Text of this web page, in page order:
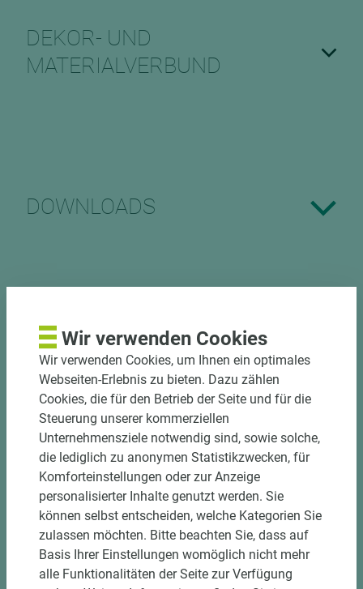
DEKOR- UND
MATERIALVERBUND
DOWNLOADS
PASSENDES ZUBEHÖR
Wir verwenden Cookies
Wir verwenden Cookies, um Ihnen ein optimales
Webseiten-Erlebnis zu bieten. Dazu zählen
Cookies, die für den Betrieb der Seite und für die
Steuerung unserer kommerziellen
Unternehmensziele notwendig sind, sowie solche,
die lediglich zu anonymen Statistikzwecken, für
Komforteinstellungen oder zur Anzeige
personalisierter Inhalte genutzt werden. Sie
können selbst entscheiden, welche Kategorien Sie
zulassen möchten. Bitte beachten Sie, dass auf
Basis Ihrer Einstellungen womöglich nicht mehr
alle Funktionalitäten der Seite zur Verfügung